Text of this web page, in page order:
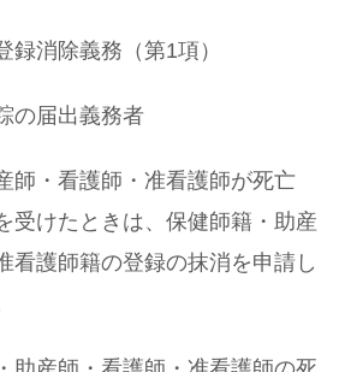
消除義務（第1項）
の届出義務者
師・看護師・准看護師が死亡
受けたときは、保健師籍・助産
看護師籍の登録の抹消を申請し